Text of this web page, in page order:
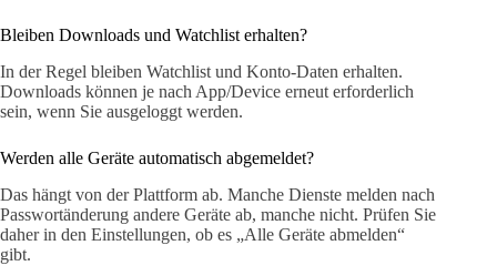
Bleiben Downloads und Watchlist erhalten?
In der Regel bleiben Watchlist und Konto-Daten erhalten.
Downloads können je nach App/Device erneut erforderlich
sein, wenn Sie ausgeloggt werden.
Werden alle Geräte automatisch abgemeldet?
Das hängt von der Plattform ab. Manche Dienste melden nach
Passwortänderung andere Geräte ab, manche nicht. Prüfen Sie
daher in den Einstellungen, ob es „Alle Geräte abmelden“
gibt.